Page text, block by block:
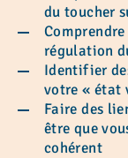
du toucher
régulation
Identifier
votre « état
Faire des
être que
cohérent